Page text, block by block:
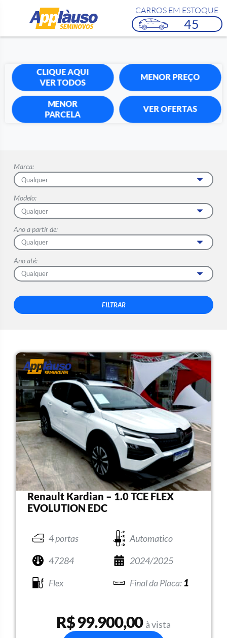
CARROS EM ESTOQUE
45
CLIQUE AQUI
VER TODOS
MENOR PREÇO
MENOR
PARCELA
VER OFERTAS
Marca:
Modelo:
Ano a partir de:
Ano até:
Renault Kardian – 1.0 TCE FLEX
EVOLUTION EDC
4 portas
Automatico
47284
2024/2025
Flex
1
R$ 99.900,00 à vista